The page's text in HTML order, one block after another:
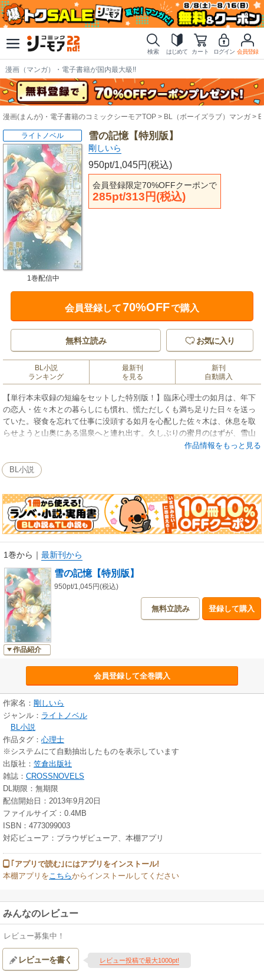
検索 はじめて カート ログイン 会員登録
漫画（マンガ）・電子書籍が国内最大級!!
漫画(まんが)・電子書籍のコミックシーモアTOP BL（ボーイズラブ）マンガ
雪の記憶【特別版】
剛しいら
950pt/1,045円(税込)
会員登録限定70%OFFクーポンで
285pt/313円(税込)
ライトノベル
1巻配信中
会員登録して70%OFFで購入
無料立読み お気に入り
BL小説
ランキング
最新刊
を見る
新刊
自動購入
【単行本未収録の短編をセットした特別版！】臨床心理士の如月は、年下
の恋人・佐々木との暮らしにも慣れ、慌ただしくも満ち足りた日々を送っ
ていた。寝食を忘れて仕事に没頭する如月を心配した佐々木は、休息を取
らせようと山奥にある温泉へと連れ出す。久しぶりの蜜月のはずが、雪山
で遭難した少年を発見したことによって、事件へと巻き込まれてしまう。
的な言葉から、少年の過去を導き出そうとするが…。
作品情報をもっと見る
BL小説
1巻から ｜ 最新刊から
作品紹介
雪の記憶【特別版】
950pt/1,045円(税込)
無料立読み 登録して購入
会員登録して全巻購入
作家名： 剛しいら
ジャンル： ライトノベル
BL小説
作品タグ： 心理士
※システムにて自動抽出したものを表示しています
出版社： 笠倉出版社
雑誌： CROSSNOVELS
DL期限：無期限
配信開始日：2013年9月20日
ファイルサイズ：0.4MB
ISBN：4773099003
対応ビューア：ブラウザビューア、本棚アプリ
｢アプリで読む｣にはアプリをインストール!
本棚アプリをこちらからインストールしてください
みんなのレビュー
レビュー募集中！
レビューを書く レビュー投稿で最大1000pt!